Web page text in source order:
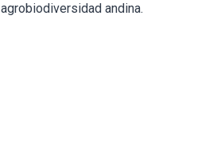
andina.